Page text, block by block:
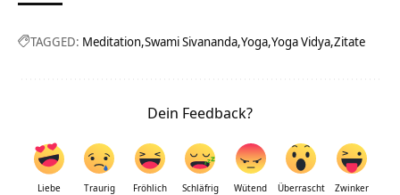
TAGGED: Meditation Swami Sivananda Yoga Yoga Vidya Zitate
Dein Feedback?
Liebe Traurig Fröhlich Schläfrig Wütend Überrascht Zwinker